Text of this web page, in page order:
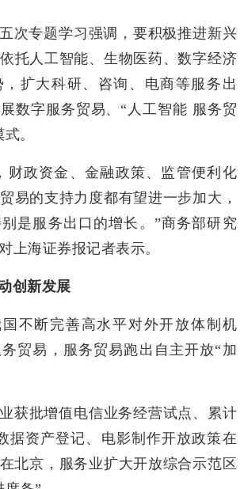
次专题学习强调，要积极推进新兴
托人工智能、生物医药、数字经济
扩大科研、咨询、电商等服务出
数字服务贸易、“人工智能 服务贸
。
财政资金、金融政策、监管便利化
易的支持力度都有望进一步加大，
是服务出口的增长。”商务部研究
上海证券报记者表示。
创新发展
不断完善高水平对外开放体制机
贸易，服务贸易跑出自主开放“加
获批增值电信业务经营试点、累计
据资产登记、电影制作开放政策在
京，服务业扩大开放综合示范区